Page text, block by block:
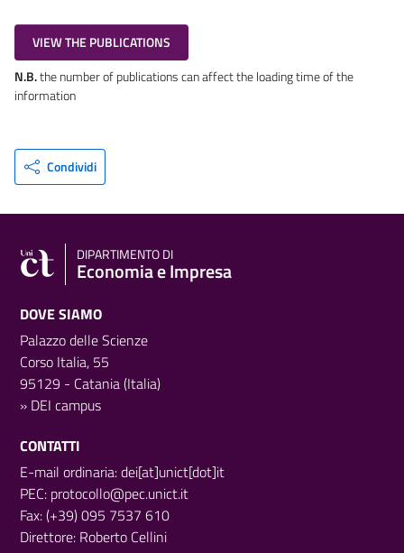
VIEW THE PUBLICATIONS
N.B.the number of publications can affect the loading time of the
information
Condividi
DIPARTIMENTO DI
Economia e Impresa
DOVE SIAMO
Palazzo delle Scienze
Corso Italia, 55
95129 - Catania (Italia)
» DEI campus
CONTATTI
E-mail ordinaria: dei[at]unict[dot]it
PEC: protocollo@pec.unict.it
Fax: (+39) 095 7537 610
Direttore: Roberto Cellini